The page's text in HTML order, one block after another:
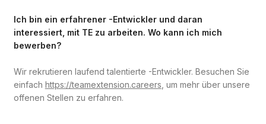
Ich bin ein erfahrener -Entwickler und daran
interessiert, mit TE zu arbeiten. Wo kann ich mich
bewerben?
Wir rekrutieren laufend talentierte -Entwickler. Besuchen Sie
einfach https://teamextension.careers , um mehr über unsere
offenen Stellen zu erfahren.